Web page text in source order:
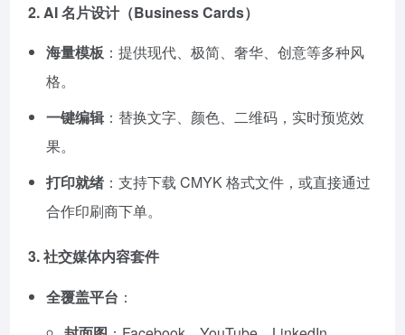
2.AI 名片设计（Business Cards）
海量模板 ：提供现代、极简、奢华、创意等多种风
格。
一键编辑：替换文字、颜色、二维码，实时预览效
果。
打印就绪 ：支持下载 CMYK 格式文件，或直接通过
合作印刷商下单。
3.社交媒体内容套件
全覆盖平台 ：